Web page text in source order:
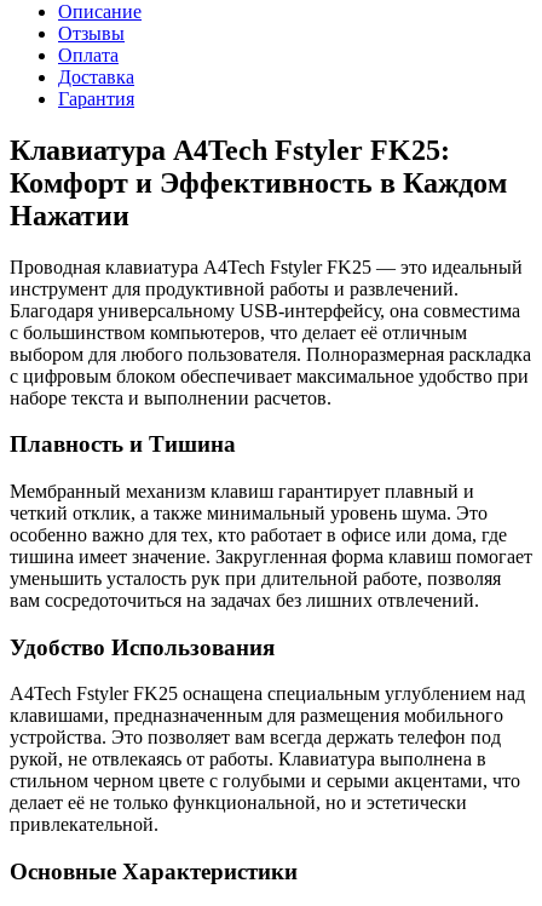
Описание
Отзывы
Оплата
Доставка
Гарантия
Клавиатура A4Tech Fstyler FK25:
Комфорт и Эффективность в Каждом
Нажатии
Проводная клавиатура A4Tech Fstyler FK25 — это идеальный
инструмент для продуктивной работы и развлечений.
Благодаря универсальному USB-интерфейсу, она совместима
с большинством компьютеров, что делает её отличным
выбором для любого пользователя. Полноразмерная раскладка
с цифровым блоком обеспечивает максимальное удобство при
наборе текста и выполнении расчетов.
Плавность и Тишина
Мембранный механизм клавиш гарантирует плавный и
четкий отклик, а также минимальный уровень шума. Это
особенно важно для тех, кто работает в офисе или дома, где
тишина имеет значение. Закругленная форма клавиш помогает
уменьшить усталость рук при длительной работе, позволяя
вам сосредоточиться на задачах без лишних отвлечений.
Удобство Использования
A4Tech Fstyler FK25 оснащена специальным углублением над
клавишами, предназначенным для размещения мобильного
устройства. Это позволяет вам всегда держать телефон под
рукой, не отвлекаясь от работы. Клавиатура выполнена в
стильном черном цвете с голубыми и серыми акцентами, что
делает её не только функциональной, но и эстетически
привлекательной.
Основные Характеристики